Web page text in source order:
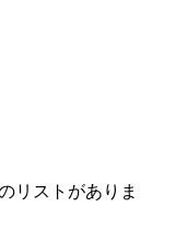
リストがありま